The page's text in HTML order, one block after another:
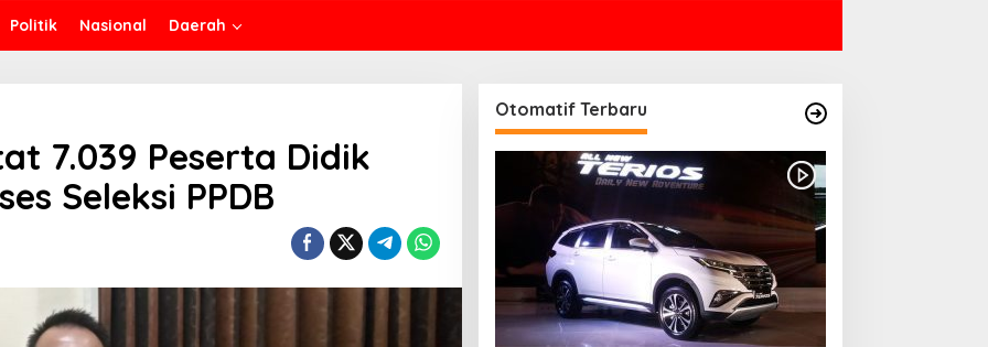
Politik Nasional Daerah
7.039 Peserta Didik
Seleksi PPDB
Otomatif Terbaru